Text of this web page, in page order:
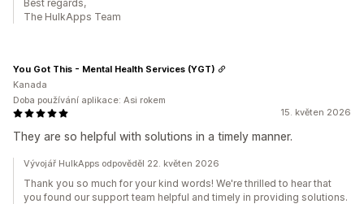
Best regards,
The HulkApps Team
15. květen 2026
They are so helpful with solutions in a timely manner.
You Got This - Mental Health Services (YGT)
Kanada
Doba používání aplikace: Asi rokem
Vývojář HulkApps odpověděl 22. květen 2026
Thank you so much for your kind words! We're thrilled to hear that
you found our support team helpful and timely in providing solutions.